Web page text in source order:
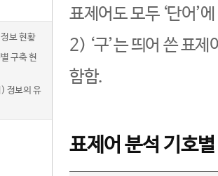
보 현황
구축 현
정보의 유
표제어도 모두 ‘단어’
2) ‘구’는 띄어 쓴 표
함함.
표제어 분석 기호